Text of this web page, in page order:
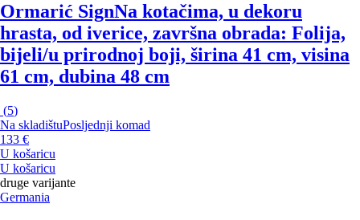
Ormarić SignNa kotačima, u dekoru
hrasta, od iverice, završna obrada: Folija,
bijeli/u prirodnoj boji, širina 41 cm, visina
61 cm, dubina 48 cm
(5)
Na skladištuPosljednji komad
133 €
U košaricu
U košaricu
druge varijante
Germania